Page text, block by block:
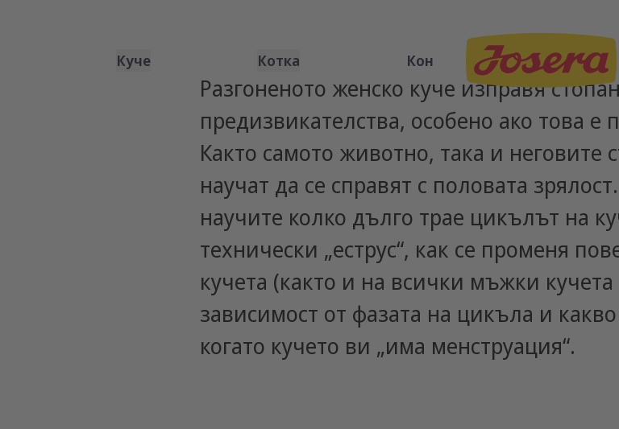
Куче Котка Кон
Разгоненото женско куче изправя
предизвикателства, особено ако това е
Както самото животно, така и неговите
научат да се справят с половата
научите колко дълго трае цикълът на
технически „еструс“, как се променя
кучета (както и на всички мъжки
зависимост от фазата на цикъла и
когато кучето ви „има менструация“.